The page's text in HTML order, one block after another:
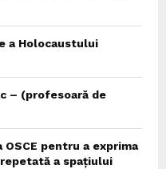
a Holocaustului
– (profesoară de
pentru a exprima
a spațiului